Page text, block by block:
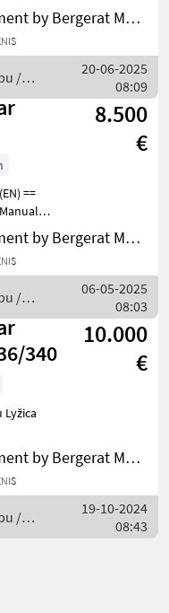
Used Equipment by Bergerat Monnoyeur
/
20-06-2025
08:09
8.500
€
==
Used Equipment by Bergerat Monnoyeur
/
06-05-2025
08:03
340
10.000
€
Used Equipment by Bergerat Monnoyeur
/
19-10-2024
08:43